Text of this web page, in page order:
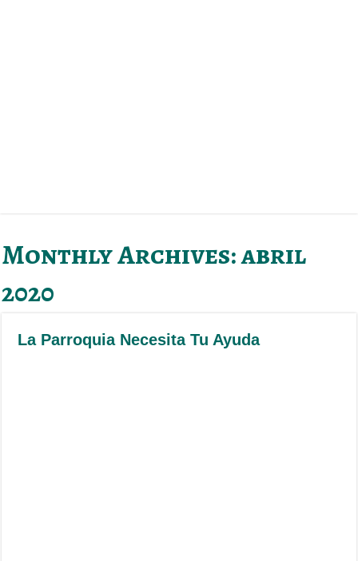
Monthly Archives:abril
2020
La Parroquia Necesita Tu Ayuda